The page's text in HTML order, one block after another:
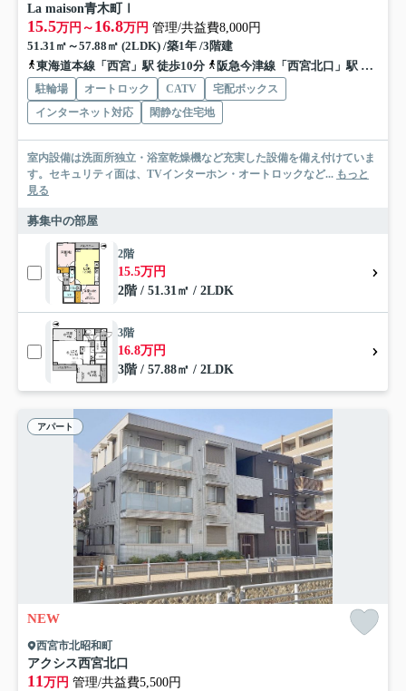
La maison青木町Ⅰ
15.5万円～ 16.8万円 管理/共益費8,000円
51.31㎡～57.88㎡ (2LDK) /築1年 /3階建
東海道本線「西宮」駅 徒歩10分
阪急今津線「西宮北口」駅 徒歩15分
駐輪場 オートロック CATV
宅配ボックス
インターネット対応
閑静な住宅地
室内設備は洗面所独立・浴室乾燥機など充実した設備を備え付けていま
す。セキュリティ面は、TVインターホン・オートロックなど... もっと
見る
募集中の部屋
2階
15.5万円
2階 / 51.31㎡ / 2LDK
3階
16.8万円
3階 / 57.88㎡ / 2LDK
アパート
NEW
西宮市北昭和町
アクシス西宮北口
11 万円 管理/共益費5,500円